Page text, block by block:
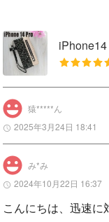
猿*****ん
2025年3月24日 18:41
み*み
2024年10月22日 16:37
こんにちは、迅速に